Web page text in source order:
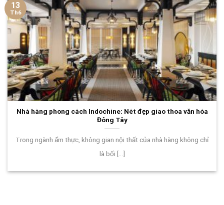
Nhà hàng phong cách Indochine: Nét đẹp giao thoa văn hóa
Đông Tây
Trong ngành ẩm thực, không gian nội thất của nhà hàng không chỉ
là bối [...]
13
Th6